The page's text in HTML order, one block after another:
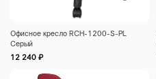
Офисное кресло RCH-1200-S-PL
Cерый
12 240 ₽